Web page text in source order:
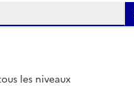
les niveaux